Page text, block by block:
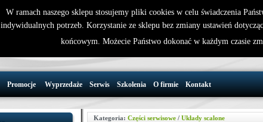
32 721 86 72
support@wirelesslan.com.pl
Promocje Wyprzedaże Serwis Szkolenia O firmie Kontakt
Kategoria: Części serwisowe / Układy scalone
W ramach naszego sklepu stosujemy pliki cookies w celu świadczenia
indywidualnych potrzeb. Korzystanie ze sklepu bez zmiany ustawień
końcowym. Możecie Państwo dokonać w każdym czasie